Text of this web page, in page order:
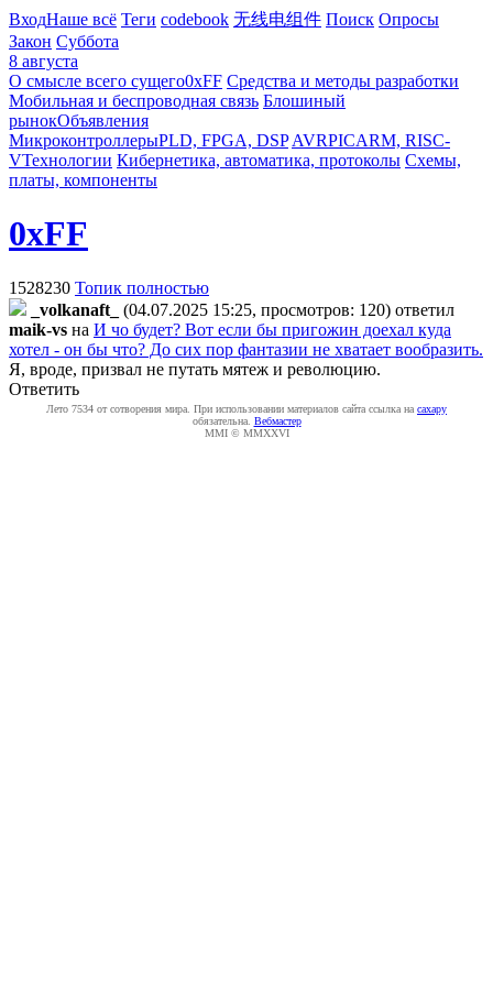
ВходНаше всё Теги codebook 无线电组件 Поиск Опросы
Закон Суббота
8 августа
О смысле всего сущего0xFF Средства и методы разработки
Мобильная и беспроводная связь Блошиный
рынокОбъявления
МикроконтроллерыPLD, FPGA, DSP AVRPICARM, RISC-
VТехнологии Кибернетика, автоматика, протоколы Схемы,
платы, компоненты
0xFF
1528230 Топик полностью
_volkanaft_
(04.07.2025 15:25, просмотров: 120) ответил
maik-vs на И чо будет? Вот если бы пригожин доехал куда
хотел - он бы что? До сих пор фантазии не хватает вообразить.
Я, вроде, призвал не путать мятеж и революцию.
Ответить
Лето 7534 от сотворения мира. При использовании материалов сайта ссылка на caxapу
обязательна. Вебмастер
MMI © MMXXVI